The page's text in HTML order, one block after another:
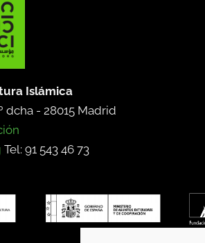
Islámica
dcha - 28015 Madrid
Tel: 91 543 46 73